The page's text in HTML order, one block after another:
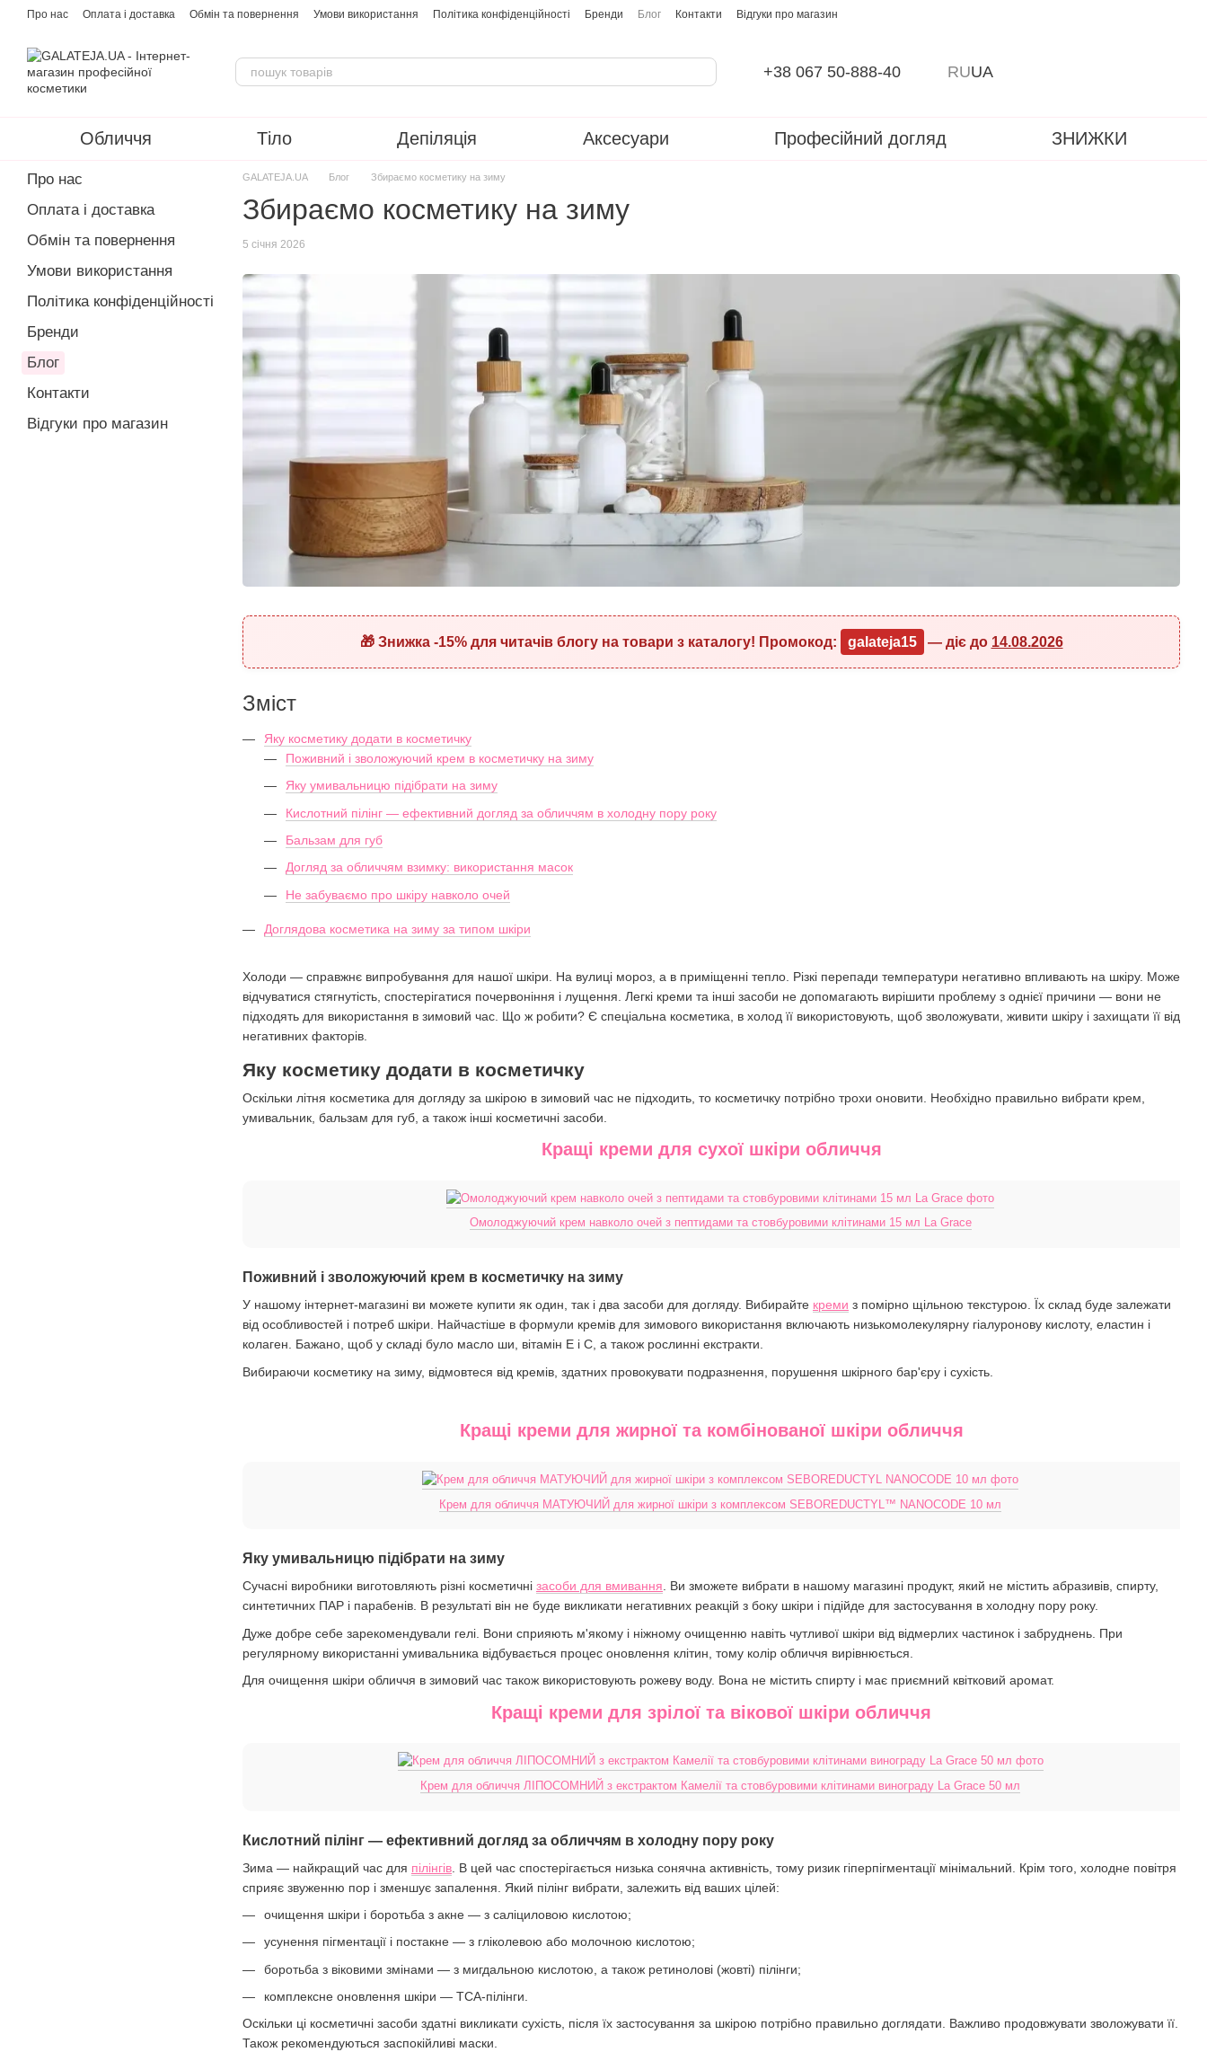
Перейти до основного контенту
Про нас Оплата і доставка Обмін та повернення Умови використання Політика конфіденційності Бренди Блог Контакти Відгуки про магазин
+38 067 50-888-40 RUUA
Обличчя Тіло Депіляція Аксесуари Професійний догляд ЗНИЖКИ
GALATEJA.UA Блог Збираємо косметику на зиму
Збираємо косметику на зиму
5 січня 2026
🎁 Знижка -15%для читачів блогу на товари з каталогу! Промокод: galateja15 — діє до 14.08.2026
Зміст
Яку косметику додати в косметичку
Поживний і зволожуючий крем в косметичку на зиму
Яку умивальницю підібрати на зиму
Кислотний пілінг — ефективний догляд за обличчям в холодну пору року
Бальзам для губ
Догляд за обличчям взимку: використання масок
Не забуваємо про шкіру навколо очей
Доглядова косметика на зиму за типом шкіри
Холоди — справжнє випробування для нашої шкіри. На вулиці мороз, а в приміщенні тепло. Різкі перепади температури негативно впливають на шкіру. Може
відчуватися стягнутість, спостерігатися почервоніння і лущення. Легкі креми та інші засоби не допомагають вирішити проблему з однієї причини — вони не
підходять для використання в зимовий час. Що ж робити? Є спеціальна косметика, в холод її використовують, щоб зволожувати, живити шкіру і захищати її від
негативних факторів.
Яку косметику додати в косметичку
Оскільки літня косметика для догляду за шкірою в зимовий час не підходить, то косметичку потрібно трохи оновити. Необхідно правильно вибрати крем,
умивальник, бальзам для губ, а також інші косметичні засоби.
Кращі креми для сухої шкіри обличчя
Омолоджуючий крем навколо очей з пептидами та стовбуровими клітинами 15 мл La Grace
Поживний і зволожуючий крем в косметичку на зиму
У нашому інтернет-магазині ви можете купити як один, так і два засоби для догляду. Вибирайте креми з помірно щільною текстурою. Їх склад буде залежати
від особливостей і потреб шкіри. Найчастіше в формули кремів для зимового використання включають низькомолекулярну гіалуронову кислоту, еластин і
колаген. Бажано, щоб у складі було масло ши, вітамін Е і С, а також рослинні екстракти.
Вибираючи косметику на зиму, відмовтеся від кремів, здатних провокувати подразнення, порушення шкірного бар'єру і сухість.
Кращі креми для жирної та комбінованої шкіри обличчя
Крем для обличчя МАТУЮЧИЙ для жирної шкіри з комплексом SEBOREDUCTYL™ NANOCODE 10 мл
Яку умивальницю підібрати на зиму
Сучасні виробники виготовляють різні косметичні засоби для вмивання. Ви зможете вибрати в нашому магазині продукт, який не містить абразивів, спирту,
синтетичних ПАР і парабенів. В результаті він не буде викликати негативних реакцій з боку шкіри і підійде для застосування в холодну пору року.
Дуже добре себе зарекомендували гелі. Вони сприяють м'якому і ніжному очищенню навіть чутливої шкіри від відмерлих частинок і забруднень. При
регулярному використанні умивальника відбувається процес оновлення клітин, тому колір обличчя вирівнюється.
Для очищення шкіри обличчя в зимовий час також використовують рожеву воду. Вона не містить спирту і має приємний квітковий аромат.
Кращі креми для зрілої та вікової шкіри обличчя
Крем для обличчя ЛІПОСОМНИЙ з екстрактом Камелії та стовбуровими клітинами винограду La Grace 50 мл
Кислотний пілінг — ефективний догляд за обличчям в холодну пору року
Зима — найкращий час для пілінгів . В цей час спостерігається низька сонячна активність, тому ризик гіперпігментації мінімальний. Крім того, холодне повітря
сприяє звуженню пор і зменшує запалення. Який пілінг вибрати, залежить від ваших цілей:
очищення шкіри і боротьба з акне — з саліциловою кислотою;
усунення пігментації і постакне — з гліколевою або молочною кислотою;
боротьба з віковими змінами — з мигдальною кислотою, а також ретинолові (жовті) пілінги;
комплексне оновлення шкіри — ТСА-пілінги.
Оскільки ці косметичні засоби здатні викликати сухість, після їх застосування за шкірою потрібно правильно доглядати. Важливо продовжувати зволожувати її.
Також рекомендуються заспокійливі маски.
Про нас
Оплата і доставка
Обмін та повернення
Умови використання
Політика конфіденційності
Бренди
Блог
Контакти
Відгуки про магазин